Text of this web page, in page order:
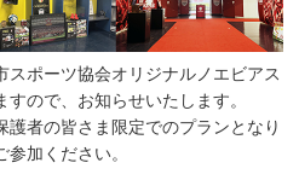
ポーツ協会オリジナルノエビアス
ので、お知らせいたします。
者の皆さま限定でのプランとなり
加ください。